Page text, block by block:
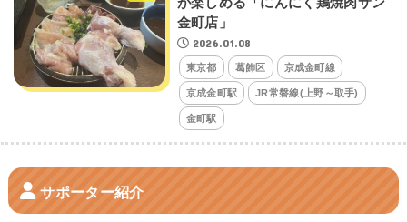
金町店」
2026.01.08
東京都 葛飾区 京成金町線
京成金町駅 JR常磐線(上野～取手)
金町駅
サポーター紹介